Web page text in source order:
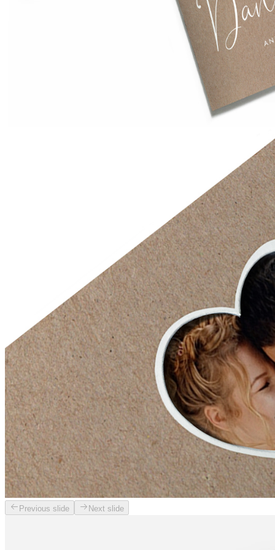
Previous slide Next slide